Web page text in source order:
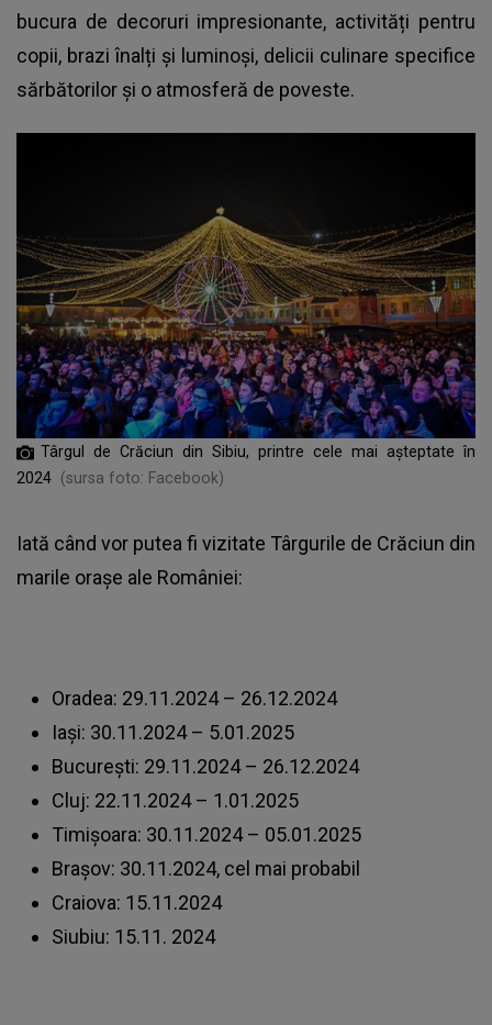
bucura de decoruri impresionante, activități pentru
copii, brazi înalți și luminoși, delicii culinare specifice
sărbătorilor și o atmosferă de poveste.
Târgul de Crăciun din Sibiu, printre cele mai așteptate în
2024 (sursa foto: Facebook)
Iată când vor putea fi vizitate Târgurile de Crăciun din
marile orașe ale României:
Oradea: 29.11.2024 – 26.12.2024
Iași: 30.11.2024 – 5.01.2025
București: 29.11.2024 – 26.12.2024
Cluj: 22.11.2024 – 1.01.2025
Timișoara: 30.11.2024 – 05.01.2025
Brașov: 30.11.2024, cel mai probabil
Craiova: 15.11.2024
Siubiu: 15.11. 2024